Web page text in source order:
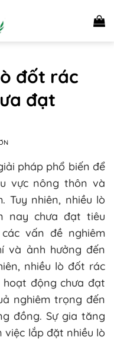
đốt rác
đạt
pháp phổ biến để
vực nông thôn và
Tuy nhiên, nhiều lò
nay chưa đạt tiêu
vấn đề nghiêm
và ảnh hưởng đến
nhiều lò đốt rác
động chưa đạt
nghiêm trọng đến
đồng. Sự gia tăng
việc lắp đặt nhiều lò